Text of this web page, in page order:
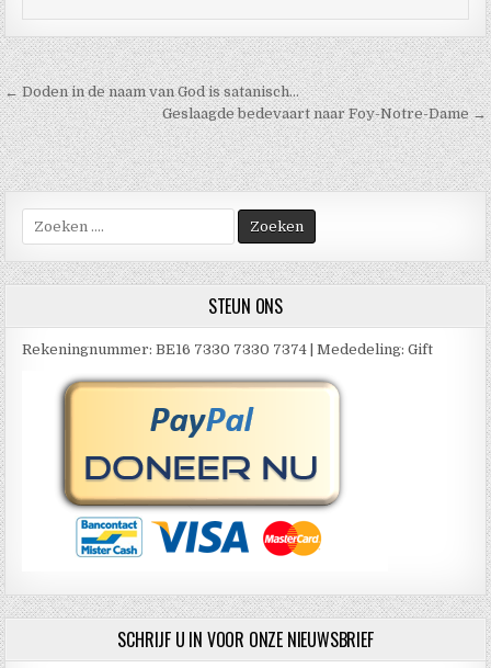
Berichtnavigatie
← Doden in de naam van God is satanisch…
Geslaagde bedevaart naar Foy-Notre-Dame →
naar:
STEUN ONS
Rekeningnummer: BE16 7330 7330 7374 | Mededeling: Gift
SCHRIJF U IN VOOR ONZE NIEUWSBRIEF